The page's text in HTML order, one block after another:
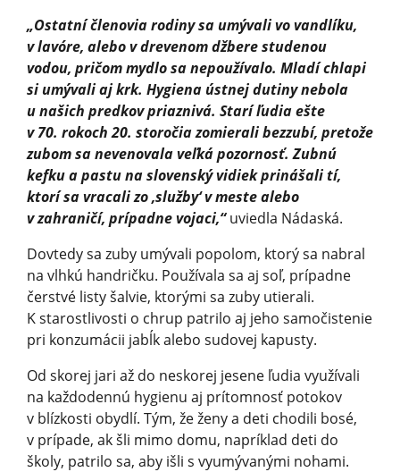
„Ostatní členovia rodiny sa umývali vo vandlíku,
v lavóre, alebo v drevenom džbere studenou
vodou, pričom mydlo sa nepoužívalo. Mladí chlapi
si umývali aj krk. Hygiena ústnej dutiny nebola
u našich predkov priaznivá. Starí ľudia ešte
v 70. rokoch 20. storočia zomierali bezzubí, pretože
zubom sa nevenovala veľká pozornosť. Zubnú
kefku a pastu na slovenský vidiek prinášali tí,
ktorí sa vracali zo ‚služby‘ v meste alebo
v zahraničí, prípadne vojaci,“uviedla Nádaská.
Dovtedy sa zuby umývali popolom, ktorý sa nabral
na vlhkú handričku. Používala sa aj soľ, prípadne
čerstvé listy šalvie, ktorými sa zuby utierali.
K starostlivosti o chrup patrilo aj jeho samočistenie
pri konzumácii jabĺk alebo sudovej kapusty.
Od skorej jari až do neskorej jesene ľudia využívali
na každodennú hygienu aj prítomnosť potokov
v blízkosti obydlí. Tým, že ženy a deti chodili bosé,
v prípade, ak šli mimo domu, napríklad deti do
školy, patrilo sa, aby išli s vyumývanými nohami.